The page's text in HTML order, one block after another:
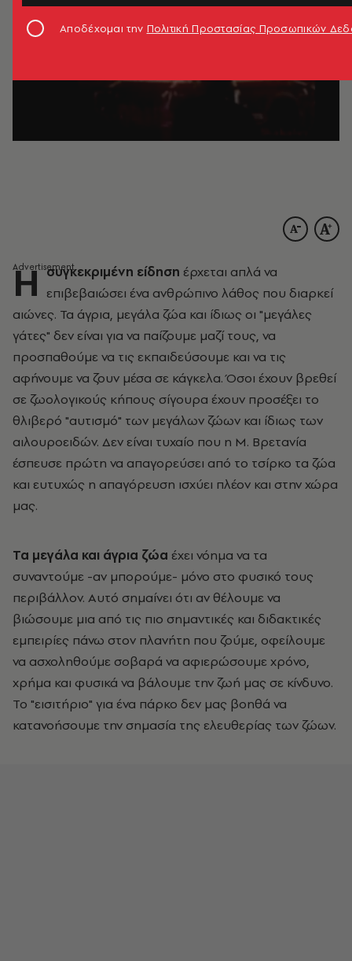
Η συγκεκριμένη είδηση έρχεται απλά να
επιβεβαιώσει ένα ανθρώπινο λάθος που διαρκεί
αιώνες. Τα άγρια, μεγάλα ζώα και ίδιως οι "μεγάλες
γάτες" δεν είναι για να παίζουμε μαζί τους, να
προσπαθούμε να τις εκπαιδεύσουμε και να τις
αφήνουμε να ζουν μέσα σε κάγκελα. Όσοι έχουν βρεθεί
σε ζωολογικούς κήπους σίγουρα έχουν προσέξει το
θλιβερό "αυτισμό" των μεγάλων ζώων και ίδιως των
αιλουροειδών. Δεν είναι τυχαίο που η Μ. Βρετανία
έσπευσε πρώτη να απαγορεύσει από το τσίρκο τα ζώα
και ευτυχώς η απαγόρευση ισχύει πλέον και στην χώρα
μας.
Τα μεγάλα και άγρια ζώα έχει νόημα να τα
συναντούμε -αν μπορούμε- μόνο στο φυσικό τους
περιβάλλον. Αυτό σημαίνει ότι αν θέλουμε να
βιώσουμε μια από τις πιο σημαντικές και διδακτικές
εμπειρίες πάνω στον πλανήτη που ζούμε, οφείλουμε
να ασχοληθούμε σοβαρά να αφιερώσουμε χρόνο,
χρήμα και φυσικά να βάλουμε την ζωή μας σε κίνδυνο.
Το "εισιτήριο" για ένα πάρκο δεν μας βοηθά να
κατανοήσουμε την σημασία της ελευθερίας των ζώων.
Αποδέχομαι την Πολιτική Προστασίας Προσωπικών